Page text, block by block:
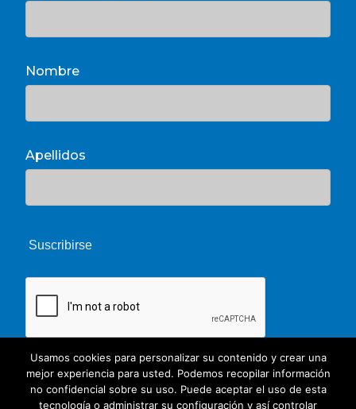
Nombre
Apellidos
Usamos cookies para personalizar su contenido y crear una
mejor experiencia para usted. Podemos recopilar información
no confidencial sobre su uso. Puede aceptar el uso de esta
tecnología o administrar su configuración y así controlar